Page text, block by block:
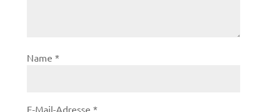
Name *
E-Mail-Adresse *